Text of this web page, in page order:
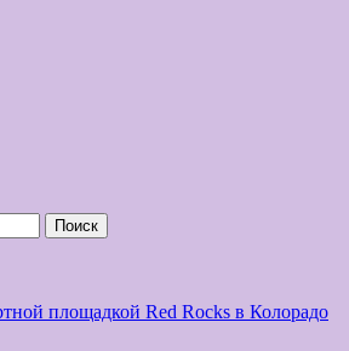
площадкой Red Rocks в Колорадо